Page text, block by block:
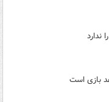
ندارد
بازی است